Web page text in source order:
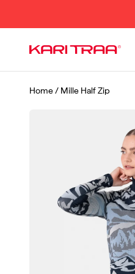
Kari Traa
Home/ Mille Half Zip